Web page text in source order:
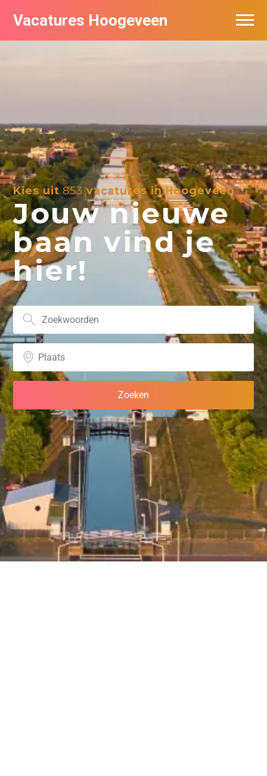
Vacatures Hoogeveen
Kies uit853 vacatures in Hoogeveen
Jouw nieuwe
baan vind je
hier!
Vacatures per bedrijf